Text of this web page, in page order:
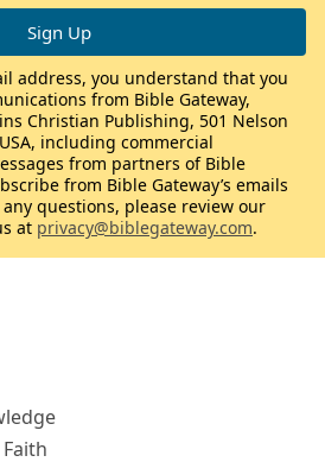
address, you understand that you
from Bible Gateway,
Christian Publishing, 501 Nelson
including commercial
from partners of Bible
from Bible Gateway’s emails
questions, please review our
at privacy@biblegateway.com.